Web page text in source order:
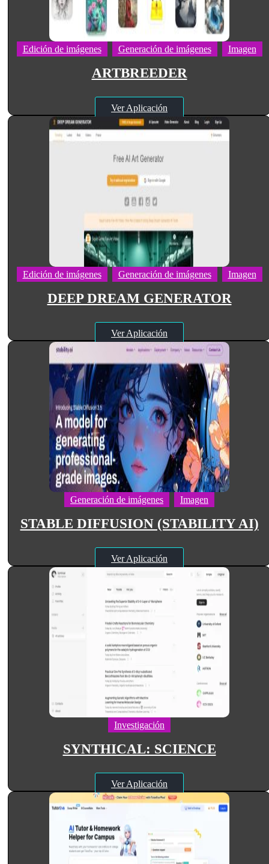
Edición de imágenes Generación de imágenes Imagen
ARTBREEDER
Ver Aplicación
Edición de imágenes Generación de imágenes Imagen
DEEP DREAM GENERATOR
Ver Aplicación
Generación de imágenes Imagen
STABLE DIFFUSION (STABILITY AI)
Ver Aplicación
Investigación
SYNTHICAL: SCIENCE
Ver Aplicación